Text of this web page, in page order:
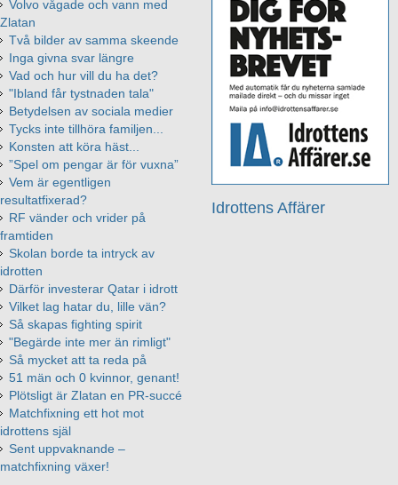
Idrottens Affärer
Volvo vågade och vann med
Zlatan
Två bilder av samma skeende
Inga givna svar längre
Vad och hur vill du ha det?
"Ibland får tystnaden tala"
Betydelsen av sociala medier
Tycks inte tillhöra familjen...
Konsten att köra häst...
”Spel om pengar är för vuxna”
Vem är egentligen
resultatfixerad?
RF vänder och vrider på
framtiden
Skolan borde ta intryck av
idrotten
Därför investerar Qatar i idrott
Vilket lag hatar du, lille vän?
Så skapas fighting spirit
"Begärde inte mer än rimligt"
Så mycket att ta reda på
51 män och 0 kvinnor, genant!
Plötsligt är Zlatan en PR-succé
Matchfixning ett hot mot
idrottens själ
Sent uppvaknande –
matchfixning växer!